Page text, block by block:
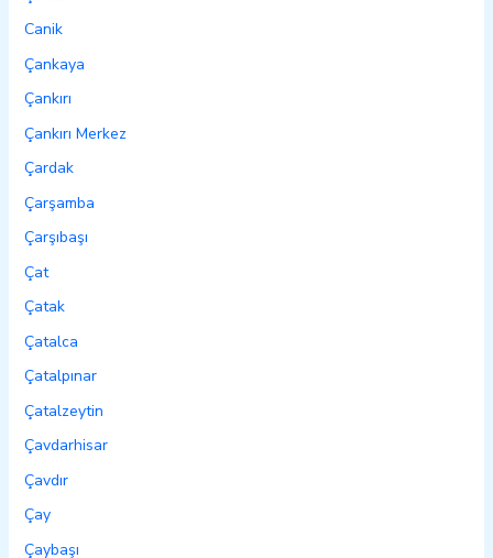
Canik
Çankaya
Çankırı
Çankırı Merkez
Çardak
Çarşamba
Çarşıbaşı
Çat
Çatak
Çatalca
Çatalpınar
Çatalzeytin
Çavdarhisar
Çavdır
Çay
Çaybaşı